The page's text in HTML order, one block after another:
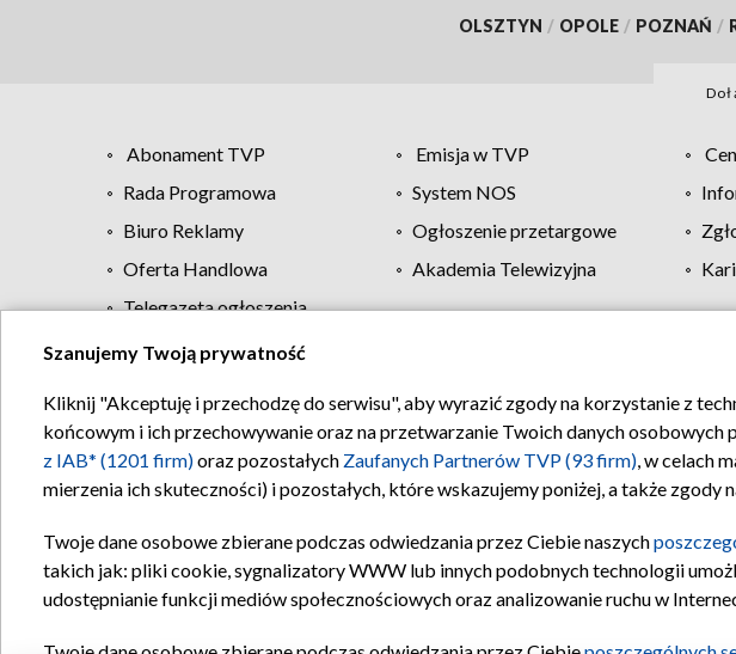
OLSZTYN / OPOLE / POZNAŃ /
Abonament TVP Emisja w TVP
Rada Programowa
System NOS
Biuro Reklamy
Ogłoszenie przetargowe
Oferta Handlowa
Akademia Telewizyjna
Telegazeta ogłoszenia
Regulamin TVP Polityka prywatności
Szanujemy Twoją prywatność
Kliknij "Akceptuję i przechodzę do serwisu", aby wyrazić zgody na korzystanie z
końcowym i ich przechowywanie oraz na przetwarzanie Twoich danych osobowych
z IAB* (1201 firm)oraz pozostałych Zaufanych Partnerów TVP (93 firm), w celach
mierzenia ich skuteczności) i pozostałych, które wskazujemy poniżej, a także
Twoje dane osobowe zbierane podczas odwiedzania przez Ciebie naszych
takich jak: pliki cookie, sygnalizatory WWW lub innych podobnych technologii
udostępnianie funkcji mediów społecznościowych oraz analizowanie ruchu w